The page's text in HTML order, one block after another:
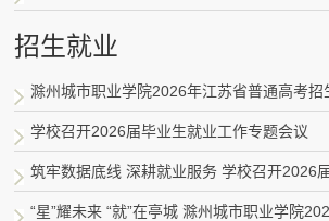
招生就业
学校召开2026届毕业生就业工作专题会议